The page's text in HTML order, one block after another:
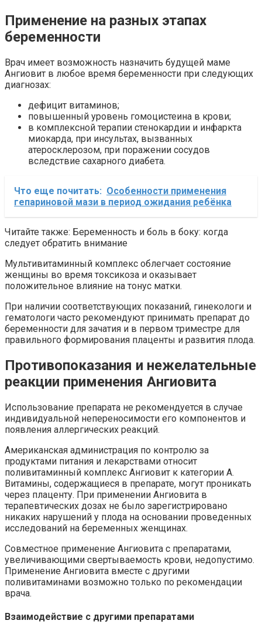
Применение на разных этапах
беременности
Врач имеет возможность назначить будущей маме
Ангиовит в любое время беременности при следующих
диагнозах:
дефицит витаминов;
повышенный уровень гомоцистеина в крови;
в комплексной терапии стенокардии и инфаркта
миокарда, при инсультах, вызванных
атеросклерозом, при поражении сосудов
вследствие сахарного диабета.
Что еще почитать: Особенности применения
гепариновой мази в период ожидания ребёнка
Читайте также: Беременность и боль в боку: когда
следует обратить внимание
Мультивитаминный комплекс облегчает состояние
женщины во время токсикоза и оказывает
положительное влияние на тонус матки.
При наличии соответствующих показаний, гинекологи и
гематологи часто рекомендуют принимать препарат до
беременности для зачатия и в первом триместре для
правильного формирования плаценты и развития плода.
Противопоказания и нежелательные
реакции применения Ангиовита
Использование препарата не рекомендуется в случае
индивидуальной непереносимости его компонентов и
появления аллергических реакций.
Американская администрация по контролю за
продуктами питания и лекарствами относит
поливитаминный комплекс Ангиовит к категории A.
Витамины, содержащиеся в препарате, могут проникать
через плаценту. При применении Ангиовита в
терапевтических дозах не было зарегистрировано
никаких нарушений у плода на основании проведенных
исследований на беременных женщинах.
Совместное применение Ангиовита с препаратами,
увеличивающими свертываемость крови, недопустимо.
Применение Ангиовита вместе с другими
поливитаминами возможно только по рекомендации
врача.
Взаимодействие с другими препаратами